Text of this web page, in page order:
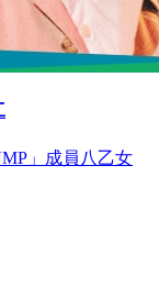
」成員八乙女